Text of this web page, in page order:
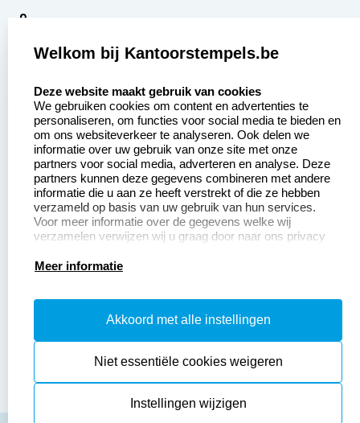
9
Aanvraag op maat
Betaling &
Verzending
Wederverkoper
worden
Contact opnemen
Veel gestelde vragen
Retourneren
Herroepingsrecht
Productinformatie:
Instructiepagina
Safety Sheets
Sitemap
Welkom bij Kantoorstempels.be
Deze website maakt gebruik van cookies
We gebruiken cookies om content en advertenties te
personaliseren, om functies voor social media te bieden en
om ons websiteverkeer te analyseren. Ook delen we
informatie over uw gebruik van onze site met onze
partners voor social media, adverteren en analyse. Deze
partners kunnen deze gegevens combineren met andere
informatie die u aan ze heeft verstrekt of die ze hebben
verzameld op basis van uw gebruik van hun services.
Voor meer informatie over de gegevens welke wij
verzamelen verwijzen wij u graag door naar ons privacy
Meer informatie
Akkoord met alle instellingen
Niet essentiële cookies weigeren
Instellingen wijzigen